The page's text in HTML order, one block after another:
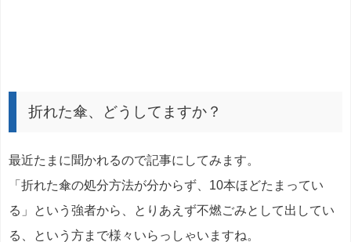
折れた傘、どうしてますか？
最近たまに聞かれるので記事にしてみます。
「折れた傘の処分方法が分からず、10本ほどたまってい
る」という強者から、とりあえず不燃ごみとして出してい
る、という方まで様々いらっしゃいますね。